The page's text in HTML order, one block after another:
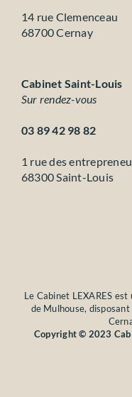
14 rue Clemenceau
68700 Cernay
Cabinet Saint-Louis
Sur rendez-vous
03 89 42 98 82
1 rue des
68300 Saint-Louis
Le Cabinet LEXARES
de Mulhouse,
Copyright © 2023